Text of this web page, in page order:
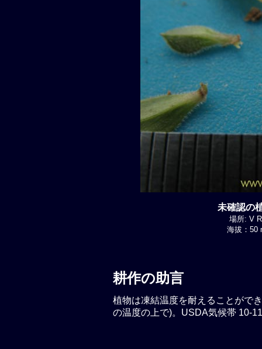
未確認の
場所: V
海拔：50
耕作の助言
植物は凍結温度を耐えることがで
の温度の上で)。USDA気候帯 10-